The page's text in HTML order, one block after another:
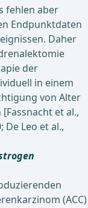
fehlen aber
Endpunktdaten
Daher
der
in einem
von Alter
et al.,
De Leo et al.,
(ACC)